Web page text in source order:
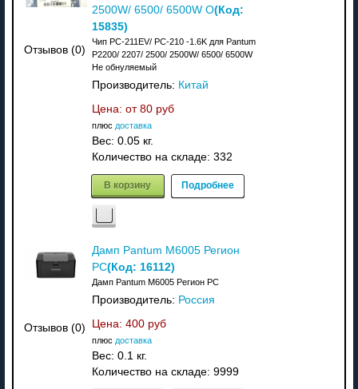
Отзывов (0)
2500W/ 6500/ 6500W О(Код:
15835)
Чип PC-211EV/ PC-210 -1.6K для Pantum
P2200/ 2207/ 2500/ 2500W/ 6500/ 6500W
Не обнуляемый
Производитель: Китай
Цена: от 80 руб
плюс доставка
Вес: 0.05 кг.
Количество на складе: 332
В корзину Подробнее
Отзывов (0)
Дамп Pantum M6005 Регион
PC(Код: 16112)
Дамп Pantum M6005 Регион PC
Производитель: Россия
Цена: 400 руб
плюс доставка
Вес: 0.1 кг.
Количество на складе: 9999